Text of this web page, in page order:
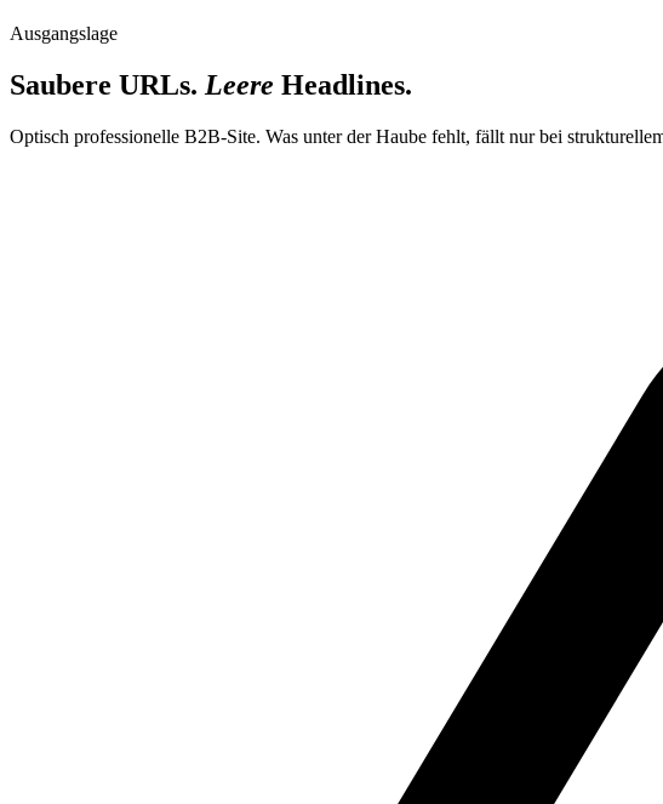
Ausgangslage
Saubere URLs. Leere Headlines.
Optisch professionelle B2B-Site. Was unter der Haube fehlt, fällt nur bei